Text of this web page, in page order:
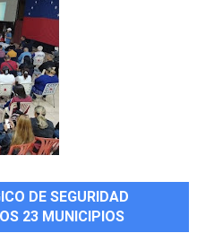
DE SEGURIDAD
23 MUNICIPIOS